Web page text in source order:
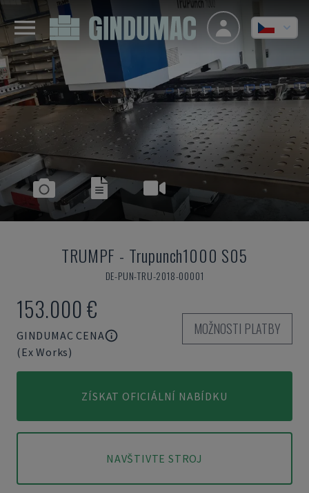
TRUMPF - Trupunch1000 S05
DE-PUN-TRU-2018-00001
153.000 €
GINDUMAC CENA
(Ex Works)
MOŽNOSTI PLATBY
ZÍSKAT OFICIÁLNÍ NABÍDKU
NAVŠTIVTE STROJ